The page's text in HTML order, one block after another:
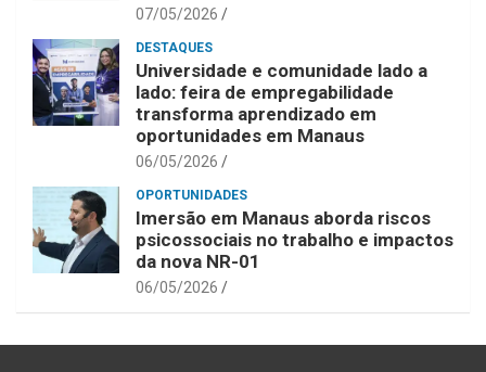
07/05/2026
DESTAQUES
Universidade e comunidade lado a
lado: feira de empregabilidade
transforma aprendizado em
oportunidades em Manaus
06/05/2026
OPORTUNIDADES
Imersão em Manaus aborda riscos
psicossociais no trabalho e impactos
da nova NR-01
06/05/2026